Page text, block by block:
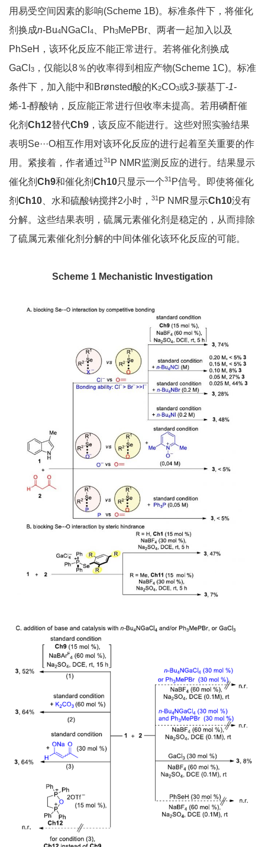
用易受空间因素的影响(Scheme 1B)。标准条件下，将催化
剂换成n-Bu4NGaCl 4 、Ph3MePBr、两者一起加入以及
PhSeH，该环化反应不能正常进行。若将催化剂换成
GaCl 3 ，仅能以8％的收率得到相应产物(Scheme 1C)。标准
条件下，加入能中和Brønsted酸的K2CO3或3-羰基丁-1-
烯-1-醇酸钠，反应能正常进行但收率未提高。若用磷酐催
化剂 Ch12替代Ch9 ，该反应不能进行。这些对照实验结果
表明Se···O相互作用对该环化反应的进行起着至关重要的作
用。紧接着，作者通过31 P NMR监测反应的进行。结果显示
催化剂 Ch9和催化剂 Ch10只显示一个31 P信号。即使将催化
剂 Ch10 、水和硫酸钠搅拌2小时， 31 P NMR显示Ch10没有
分解。这些结果表明，硫属元素催化剂是稳定的，从而排除
了硫属元素催化剂分解的中间体催化该环化反应的可能。
Scheme 1 Mechanistic Investigation